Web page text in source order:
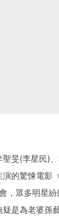
旻(李星民)
的驚悚電影
，眾多明星
是為老婆孫